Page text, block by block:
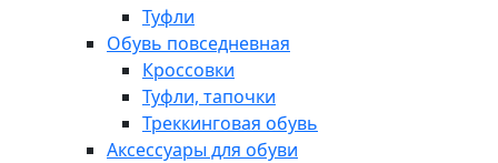
Туфли
Обувь повседневная
Кроссовки
Туфли, тапочки
Треккинговая обувь
Аксессуары для обуви